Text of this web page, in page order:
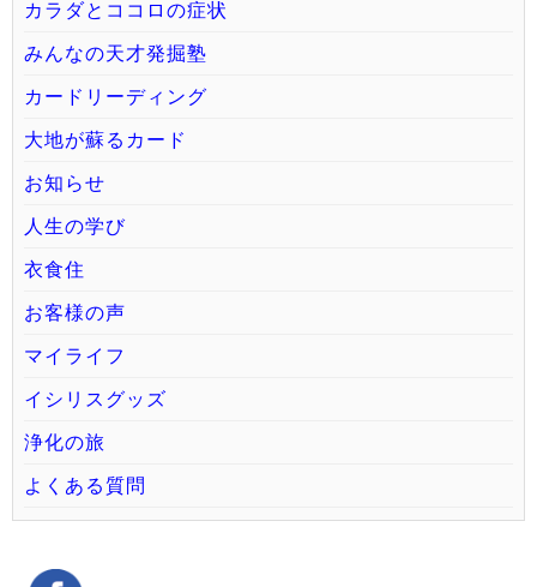
カラダとココロの症状
みんなの天才発掘塾
カードリーディング
大地が蘇るカード
お知らせ
人生の学び
衣食住
お客様の声
マイライフ
イシリスグッズ
浄化の旅
よくある質問